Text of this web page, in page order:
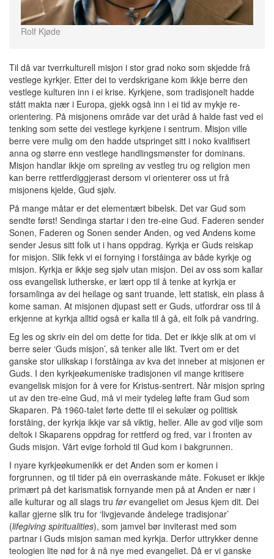
Rolf Kjøde
Til då var tverrkulturell misjon i stor grad noko som skjedde frå
vestlege kyrkjer. Etter dei to verdskrigane kom ikkje berre den
vestlege kulturen inn i ei krise. Kyrkjene, som tradisjonelt hadde
stått makta nær i Europa, gjekk også inn i ei tid av mykje re-
orientering. På misjonens område var det uråd å halde fast ved ei
tenking som sette dei vestlege kyrkjene i sentrum. Misjon ville
berre vere mulig om den hadde utspringet sitt i noko kvalifisert
anna og større enn vestlege handlingsmønster for dominans.
Misjon handlar ikkje om spreiing av vestleg tru og religion men
kan berre rettferdiggjerast dersom vi orienterer oss ut frå
misjonens kjelde, Gud sjølv.
På mange måtar er det elementært bibelsk. Det var Gud som
sendte først! Sendinga startar i den tre-eine Gud. Faderen sender
Sonen, Faderen og Sonen sender Anden, og ved Andens kome
sender Jesus sitt folk ut i hans oppdrag. Kyrkja er Guds reiskap
for misjon. Slik fekk vi ei fornying i forståinga av både kyrkje og
misjon. Kyrkja er ikkje seg sjølv utan misjon. Dei av oss som kallar
oss evangelisk lutherske, er lært opp til å tenke at kyrkja er
forsamlinga av dei heilage og sant truande, lett statisk, ein plass å
kome saman. At misjonen djupast sett er Guds, utfordrar oss til å
erkjenne at kyrkja alltid også er kalla til å gå, eit folk på vandring.
Eg les og skriv ein del om dette for tida. Det er ikkje slik at om vi
berre seier ‘Guds misjon’, så tenker alle likt. Tvert om er det
ganske stor ulikskap i forståinga av kva det inneber at misjonen er
Guds. I den kyrkjeøkumeniske tradisjonen vil mange kritisere
evangelisk misjon for å vere for Kristus-sentrert. Når misjon spring
ut av den tre-eine Gud, må vi meir tydeleg løfte fram Gud som
Skaparen. På 1960-talet førte dette til ei sekulær og politisk
forståing, der kyrkja ikkje var så viktig, heller. Alle av god vilje som
deltok i Skaparens oppdrag for rettferd og fred, var i fronten av
Guds misjon. Vårt evige forhold til Gud kom i bakgrunnen.
I nyare kyrkjeøkumenikk er det Anden som er komen i
forgrunnen, og til tider på ein overraskande måte. Fokuset er ikkje
primært på det karismatisk fornyande men på at Anden er nær i
alle kulturar og all slags tru førevangeliet om Jesus kjem dit. Dei
kallar gjerne slik tru for ‘livgjevande åndelege tradisjonar’
(lifegiving spiritualities), som jamvel bør inviterast med som
partnar i Guds misjon saman med kyrkja. Derfor uttrykker denne
teologien lite nød for å nå nye med evangeliet. Då er vi ganske